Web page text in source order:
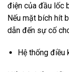
điện của đầu lốc
Nếu mặt bích hít
dẫn đến sự cố
Hệ thống điều